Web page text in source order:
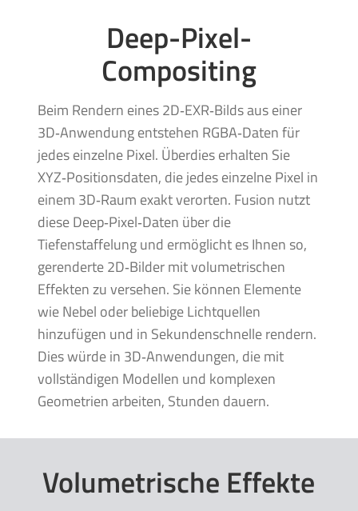
Deep-Pixel-
Compositing
Beim Rendern eines 2D‑EXR‑Bilds aus einer
3D‑Anwendung entstehen RGBA‑Daten für
jedes einzelne Pixel. Überdies erhalten Sie
XYZ‑Positionsdaten, die jedes einzelne Pixel in
einem 3D‑Raum exakt verorten. Fusion nutzt
diese Deep‑Pixel‑Daten über die
Tiefenstaffelung und ermöglicht es Ihnen so,
gerenderte 2D‑Bilder mit volumetrischen
Effekten zu versehen. Sie können Elemente
wie Nebel oder beliebige Lichtquellen
hinzufügen und in Sekundenschnelle rendern.
Dies würde in 3D‑Anwendungen, die mit
vollständigen Modellen und komplexen
Geometrien arbeiten, Stunden dauern.
Volumetrische Effekte